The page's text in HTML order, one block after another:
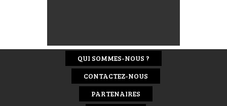
QUI SOMMES-NOUS ?
CONTACTEZ-NOUS
PARTENAIRES